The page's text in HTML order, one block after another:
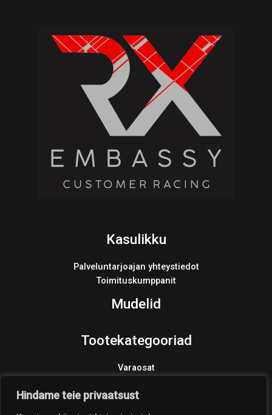
Hindame teie privaatsust
Kasulikku
Palveluntarjoajan yhteystiedot
Toimituskumppanit
Mudelid
Tootekategooriad
Varaosat
Products